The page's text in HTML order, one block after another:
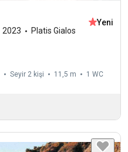
2023 Platis Gialos
Yeni
Seyir 2 kişi 11,5 m 1 WC